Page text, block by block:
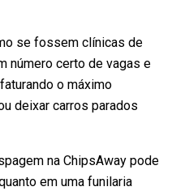
se fossem clínicas de
número certo de vagas e
o máximo
deixar carros parados
na ChipsAway pode
em uma funilaria